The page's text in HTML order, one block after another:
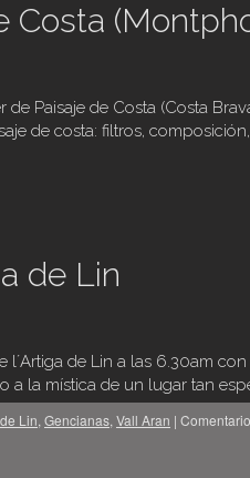
Costa
de Paisaje de Costa (Costa
de costa: filtros,
de Lin
de Lin a las 6.30am
a la mística de un lugar tan
Lin, Gencianas, Vall Aran |